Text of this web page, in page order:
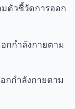
มตัวชี้วัดการออก
กกำลังกายตาม
กำลังกายตาม